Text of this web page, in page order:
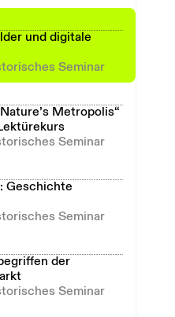
und digitale
Seminar
Metropolis“
Seminar
Geschichte
Seminar
der
Seminar